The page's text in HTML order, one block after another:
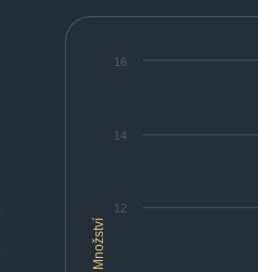
Množství
12
14
16